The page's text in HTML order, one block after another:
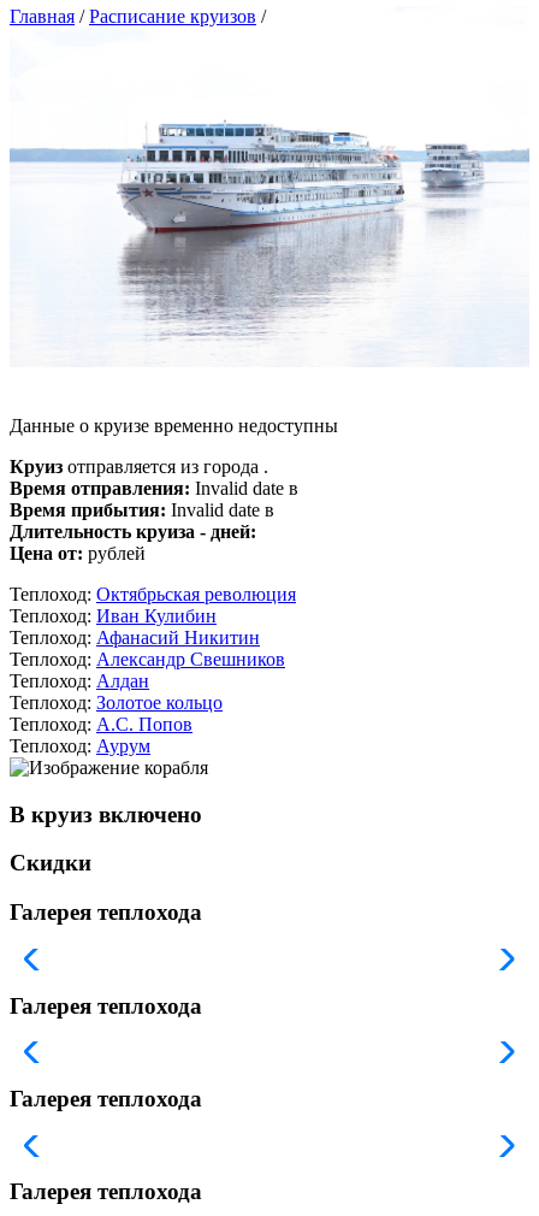
Главная /Расписание круизов /
Данные о круизе временно недоступны
Круиз отправляется из города .
Время отправления: Invalid date в
Время прибытия: Invalid date в
Длительность круиза - дней:
Цена от: рублей
Теплоход: Октябрьская революция
Теплоход: Иван Кулибин
Теплоход: Афанасий Никитин
Теплоход: Александр Свешников
Теплоход: Алдан
Теплоход: Золотое кольцо
Теплоход: А.С. Попов
Теплоход: Аурум
В круиз включено
Скидки
Галерея теплохода
Галерея теплохода
Галерея теплохода
Галерея теплохода